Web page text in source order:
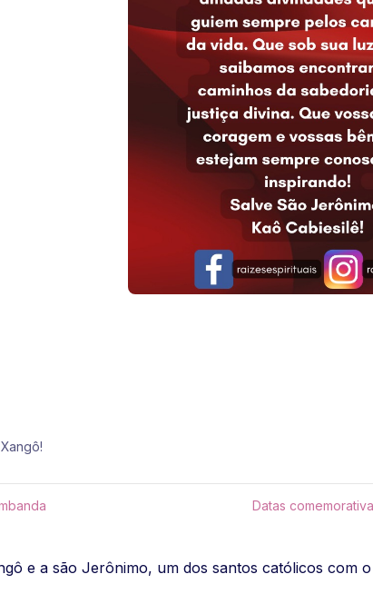
Datas
e a são Jerônimo, um dos santos católicos com